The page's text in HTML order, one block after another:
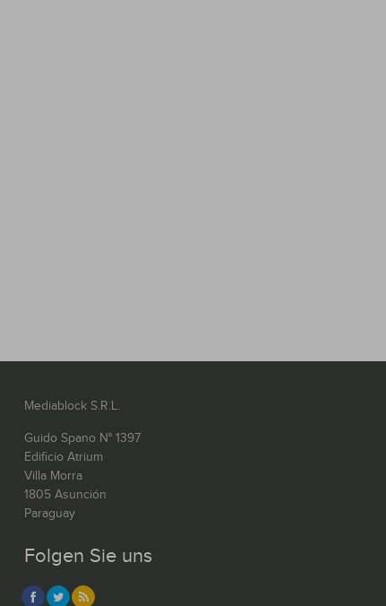
Mediablock S.R.L.
Guido Spano N° 1397
Edificio Atrium
Villa Morra
1805 Asunción
Paraguay
Folgen Sie uns